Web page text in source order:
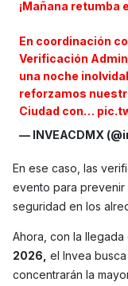
¡Mañana retumba
En coordinación
Verificación
una noche
reforzamos
Ciudad con…
— INVEACDMX
En ese caso, las
evento para
seguridad en los
Ahora, con la
2026, el Invea
concentrarán la